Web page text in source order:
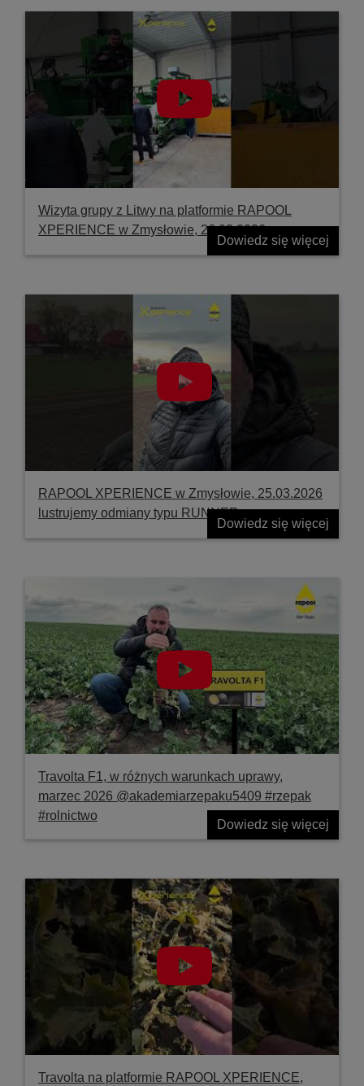
Wizyta grupy z Litwy na platformie RAPOOL
XPERIENCE w Zmysłowie, 26.03.2026
Dowiedz się więcej
RAPOOL XPERIENCE w Zmysłowie, 25.03.2026
lustrujemy odmiany typu RUNNER
Dowiedz się więcej
Travolta F1, w różnych warunkach uprawy,
marzec 2026 @akademiarzepaku5409 #rzepak
#rolnictwo
Dowiedz się więcej
Travolta na platformie RAPOOL XPERIENCE,